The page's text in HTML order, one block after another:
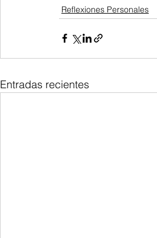
Reflexiones Personales
Entradas recientes